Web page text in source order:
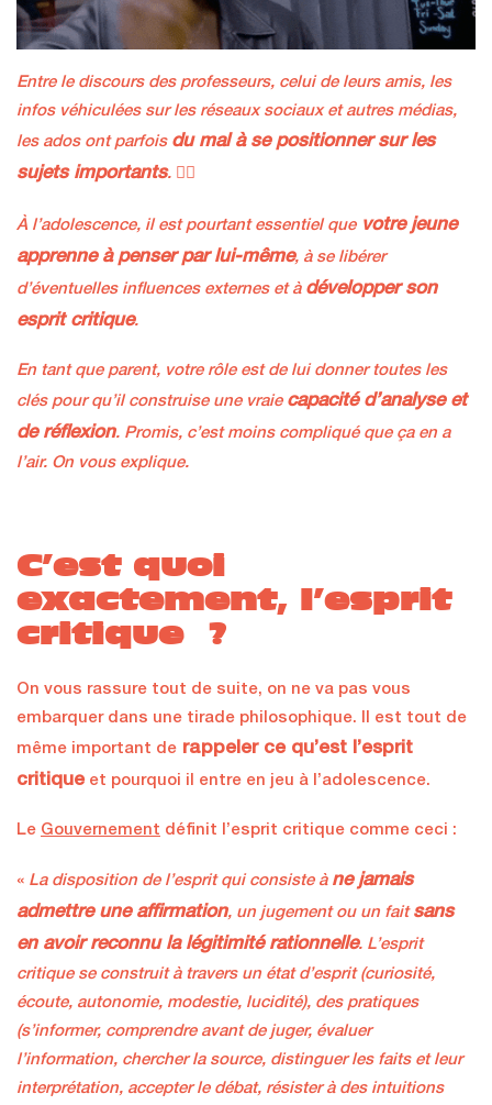
Entre le discours des professeurs, celui de leurs amis, les
infos véhiculées sur les réseaux sociaux et autres médias,
les ados ont parfois du mal à se positionner sur les
sujets importants. 😵‍💫
À l’adolescence, il est pourtant essentiel quevotre jeune
apprenne à penser par lui-même, à se libérer
d’éventuelles influences externes et à développer son
esprit critique.
En tant que parent, votre rôle est de lui donner toutes les
clés pour qu’il construise une vraie capacité d’analyse et
de réflexion. Promis, c’est moins compliqué que ça en a
l’air. On vous explique.
C’est quoi
exactement, l’esprit
critique ?
On vous rassure tout de suite, on ne va pas vous
embarquer dans une tirade philosophique. Il est tout de
même important de rappeler ce qu’est l’esprit
critique et pourquoi il entre en jeu à l’adolescence.
Le Gouvernement définit l’esprit critique comme ceci :
« La disposition de l’esprit qui consiste à ne jamais
admettre une affirmation, un jugement ou un fait sans
en avoir reconnu la légitimité rationnelle. L’esprit
critique se construit à travers un état d’esprit (curiosité,
écoute, autonomie, modestie, lucidité), des pratiques
(s’informer, comprendre avant de juger, évaluer
l’information, chercher la source, distinguer les faits et leur
interprétation, accepter le débat, résister à des intuitions